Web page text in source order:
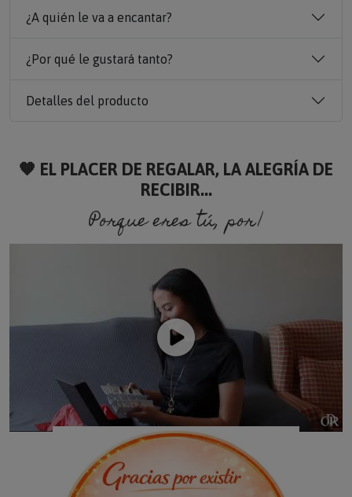
¿A quién le va a encantar?
¿Por qué le gustará tanto?
Detalles del producto
🧡 EL PLACER DE REGALAR, LA ALEGRÍA DE
RECIBIR...
Porque eres tú, porque so